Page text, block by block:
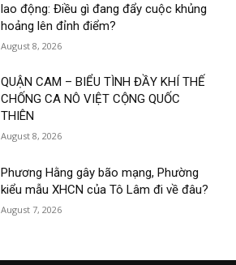
lao động: Điều gì đang đẩy cuộc khủng
hoảng lên đỉnh điểm?
August 8, 2026
QUẬN CAM – BIỂU TÌNH ĐẦY KHÍ THẾ
CHỐNG CA NÔ VIỆT CỘNG QUỐC
THIÊN
August 8, 2026
Phương Hằng gây bão mạng, Phường
kiểu mẫu XHCN của Tô Lâm đi về đâu?
August 7, 2026